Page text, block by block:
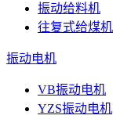
振动给料机
往复式给煤机
振动电机
VB振动电机
YZS振动电机